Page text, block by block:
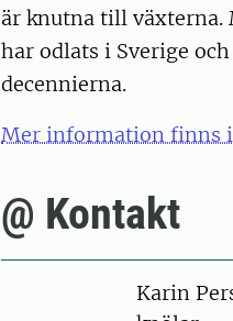
är knutna till växterna.
har odlats i Sverige
decennierna.
Mer information finns
@ Kontakt
PersonKarin